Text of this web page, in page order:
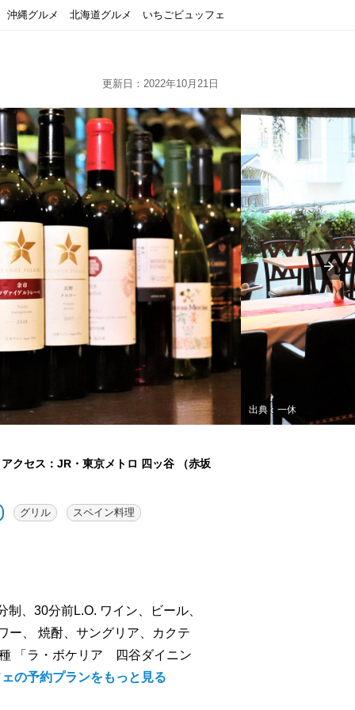
沖縄グルメ 北海道グルメ いちごビュッフェ
更新日：2022年10月21日
出典：一休
アクセス：JR・東京メトロ 四ッ谷 （赤坂
グリル スペイン料理
、30分前L.O. ワイン、ビール、
ー、 焼酎、サングリア、カクテ
「ラ・ボケリア 四谷ダイニン
の予約プランをもっと見る